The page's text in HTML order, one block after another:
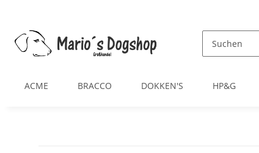
ACME BRACCO DOKKEN'S HP&G